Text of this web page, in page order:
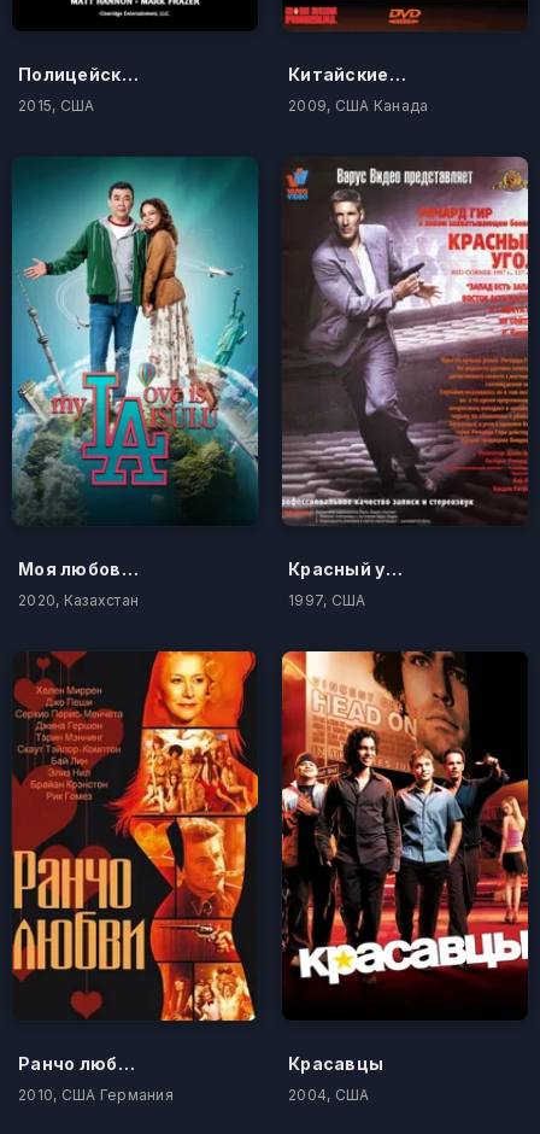
Полицейский-самурай 2: Смертельная месть
2015, США
Китайские похороны
2009, США Канада
Моя любовь Айсулу
2020, Казахстан
Красный угол
1997, США
Ранчо любви
2010, США Германия
Красавцы
2004, США